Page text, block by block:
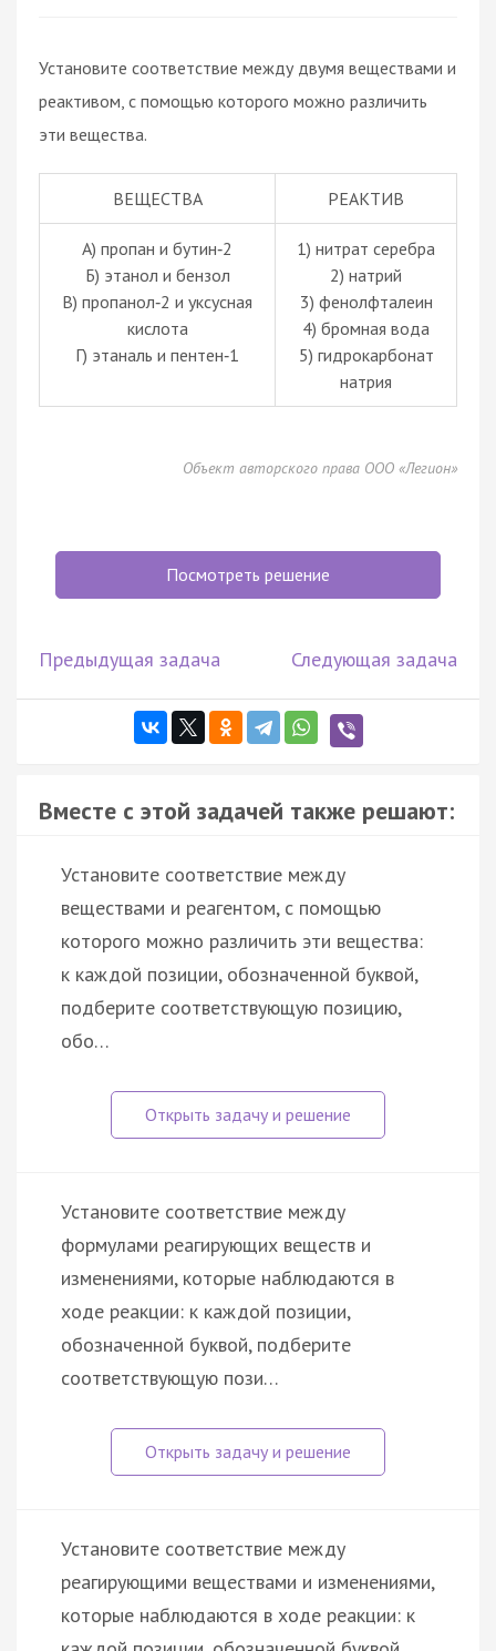
Установите соответствие между двумя веществами и
реактивом, с помощью которого можно различить
эти вещества.
ВЕЩЕСТВА РЕАКТИВ
А) пропан и бутин‑2
Б) этанол и бензол
В) пропанол‑2 и уксусная
кислота
Г) этаналь и пентен‑1
1) нитрат серебра
2) натрий
3) фенолфталеин
4) бромная вода
5) гидрокарбонат
натрия
Объект авторского права ООО «Легион»
Посмотреть решение
Предыдущая задача Следующая задача
Вместе с этой задачей также решают:
Установите соответствие между
веществами и реагентом, с помощью
которого можно различить эти вещества:
к каждой позиции, обозначенной буквой,
подберите соответствующую позицию,
обо…
Установите соответствие между
формулами реагирующих веществ и
изменениями, которые наблюдаются в
ходе реакции: к каждой позиции,
обозначенной буквой, подберите
соответствующую пози…
Установите соответствие между
реагирующими веществами и изменениями,
которые наблюдаются в ходе реакции: к